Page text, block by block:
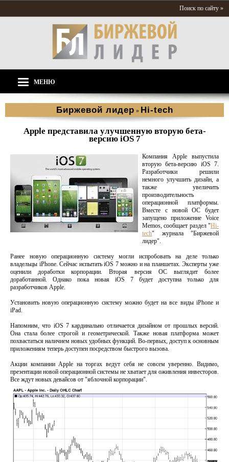
Поиск по сайту »
МЕНЮ
Биржевой лидер » Hi-tech
Apple представила улучшенную вторую бета-
версию iOS 7
Компания Apple выпустила
вторую бета-версию iOS 7.
Разработчики решили
немного улучшить дизайн, а
также увеличить
производительность
операционной платформы.
Вместе с новой ОС будет
запущено приложение Voice
Memos, сообщает раздел "Hi-
tech" журнала "Биржевой
лидер".
Ранее новую операционную систему могли испробовать на деле только
владельцы iPhone. Сейчас испытать iOS 7 можно и на планшетах. Эксперты уже
оценили доработки корпорации. Вторая версия ОС выглядит более
доработанной. Однако пока новая iOS 7 будет доступна только для
разработчиков Apple.
Установить новую операционную систему можно будет на все виды iPhone и
iPad.
Напомним, что iOS 7 кардинально отличается дизайном от прошлых версий.
Она стала более строгой и геометрической. Также новая платформа может
похвастаться наличием новых удобных функций. Во-первых, доступ к основным
приложениям теперь доступен посредством быстрого вызова.
Акции компании Apple на торгах ведут себя не совсем уверенно. Видимо,
презентации новой операционной системы не хватает для оживления инвесторов.
Все ждут новых девайсов от "яблочной корпорации".